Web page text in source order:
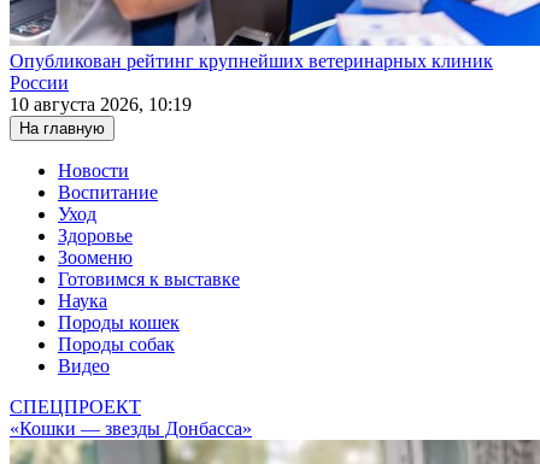
Опубликован рейтинг крупнейших ветеринарных клиник
России
10 августа 2026, 10:19
На главную
Новости
Воспитание
Уход
Здоровье
Зооменю
Готовимся к выставке
Наука
Породы кошек
Породы собак
Видео
СПЕЦПРОЕКТ
«Кошки — звезды Донбасса»